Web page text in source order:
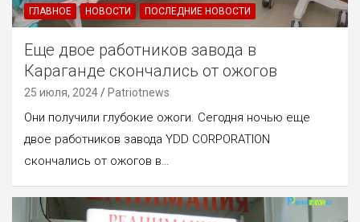
ГЛАВНОЕ НОВОСТИ ПОСЛЕДНИЕ НОВОСТИ
Еще двое работников завода в
Караганде скончались от ожогов
25 июля, 2024 Patriotnews
Они получили глубокие ожоги. Сегодня ночью еще
двое работников завода YDD CORPORATION
скончались от ожогов в…